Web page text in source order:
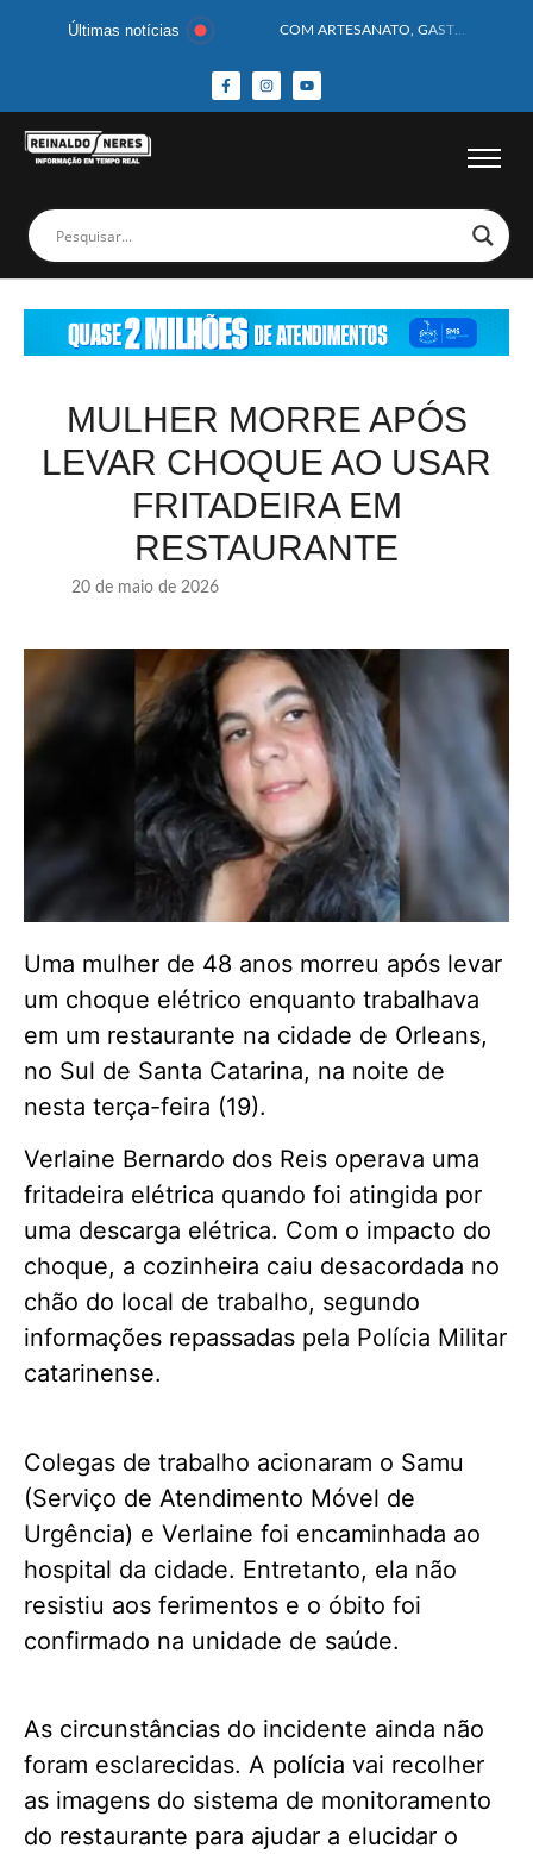
Últimas notícias
HOMEM CAI DE CACHOEIRA DE 40 METROS AO TENTAR FAZER FOTO
CORPOS DAS SEIS VÍTIMAS DE ACIDENTE COM LANCHA SÃO VELADOS; SAIBA COMO FOI
MULHER MORRE APÓS
LEVAR CHOQUE AO USAR
FRITADEIRA EM
RESTAURANTE
20 de maio de 2026
Uma mulher de 48 anos morreu após levar
um choque elétrico enquanto trabalhava
em um restaurante na cidade de Orleans,
no Sul de Santa Catarina, na noite de
nesta terça-feira (19).
Verlaine Bernardo dos Reis operava uma
fritadeira elétrica quando foi atingida por
uma descarga elétrica. Com o impacto do
choque, a cozinheira caiu desacordada no
chão do local de trabalho, segundo
informações repassadas pela Polícia Militar
catarinense.
Colegas de trabalho acionaram o Samu
(Serviço de Atendimento Móvel de
Urgência) e Verlaine foi encaminhada ao
hospital da cidade. Entretanto, ela não
resistiu aos ferimentos e o óbito foi
confirmado na unidade de saúde.
As circunstâncias do incidente ainda não
foram esclarecidas. A polícia vai recolher
as imagens do sistema de monitoramento
do restaurante para ajudar a elucidar o